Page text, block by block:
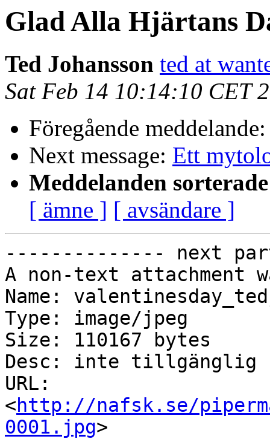
Glad Alla Hjärtans
Ted Johansson ted at
Sat Feb 14 10:14:10 CET
Föregående
Next message: Ett
Meddelanden
[ ämne ] [ avsändare ]
-------------- next
A non-text attachment
Name:
Type: image/jpeg
Size: 110167 bytes
Desc: inte tillgänglig
URL:
<http://nafsk.se/
0001.jpg